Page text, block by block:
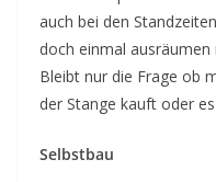
auch bei den
doch einmal
Bleibt nur die Frage ob
der Stange kauft oder
Selbstbau